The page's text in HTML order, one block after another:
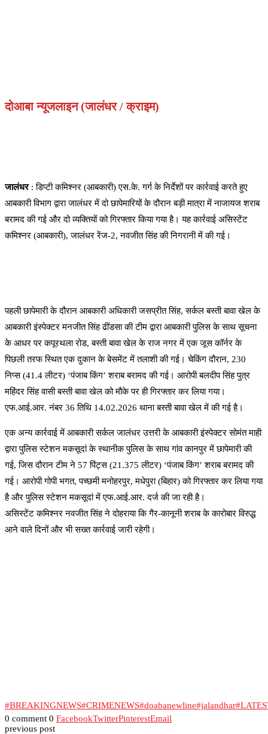
दोआबा न्यूजलाइन (जालंधर / क्राइम)
जालंधर: डिप्टी कमिश्नर (आबकारी) एस.के. गर्ग के निर्देशों पर कार्रवाई करते हुए
आबकारी विभाग द्वारा जालंधर में दो छापेमारियों के दौरान बड़ी मात्रा में नाजायज शराब
बरामद की गई और दो व्यक्तियों को गिरफ्तार किया गया है। यह कार्रवाई असिस्टेंट
कमिश्नर (आबकारी), जालंधर रेंज-2, नवजीत सिंह की निगरानी में की गई।
पहली छापेमारी के दौरान आबकारी अधिकारी जसप्रीत सिंह, सर्कल बस्ती बावा खेल के
आबकारी इंस्पेक्टर मनजीत सिंह ढींडसा की टीम द्वारा आबकारी पुलिस के साथ सूचना
के आधर पर कपूरथला रोड, बस्ती बावा खेल के राज नगर में एक जूस कॉर्नर के
पिछली तरफ स्थित एक दुकान के बेसमेंट में तलाशी की गई। चेकिंग दौरान, 230
निप्स (41.4 लीटर) ‘पंजाब किंग’ शराब बरामद की गई। आरोपी बलदीप सिंह पुत्र
महिंदर सिंह वासी बस्ती बावा खेल को मौके पर ही गिरफ्तार कर लिया गया।
एफ.आई.आर. नंबर 36 तिथि 14.02.2026 थाना बस्ती बावा खेल में की गई है।
एक अन्य कार्रवाई में आबकारी सर्कल जालंधर उत्तरी के आबकारी इंस्पेक्टर सोमंत माही
द्वारा पुलिस स्टेशन मकसूदां के स्थानीक पुलिस के साथ गांव कानपुर में छापेमारी की
गई, जिस दौरान टीम ने 57 पिंट्स (21.375 लीटर) ‘पंजाब किंग’ शराब बरामद की
गई। आरोपी गोपी भगत, पच्छमी मनोहरपुर, मधेपुरा (बिहार) को गिरफ्तार कर लिया गया
है और पुलिस स्टेशन मकसूदां में एफ.आई.आर. दर्ज की जा रही है।
असिस्टेंट कमिश्नर नवजीत सिंह ने दोहराया कि गैर-कानूनी शराब के कारोबार विरुद्ध
आने वाले दिनों और भी सख्त कार्रवाई जारी रहेगी।
#BREAKINGNEWS#CRIMENEWS#doabanewline#jalandhar
0 comment 0 FacebookTwitterPinterestEmail
previous post